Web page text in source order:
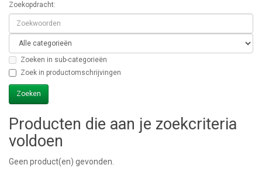
Zoekopdracht:
Zoeken in sub-categorieën
Zoek in productomschrijvingen
Producten die aan je zoekcriteria
voldoen
Geen product(en) gevonden.